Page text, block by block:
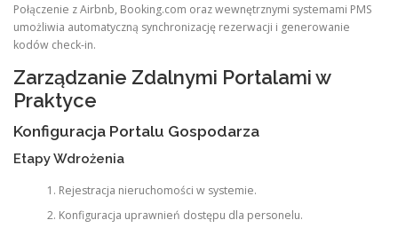
Połączenie z Airbnb, Booking.com oraz wewnętrznymi systemami PMS
umożliwia automatyczną synchronizację rezerwacji i generowanie
kodów check-in.
Zarządzanie Zdalnymi Portalami w
Praktyce
Konfiguracja Portalu Gospodarza
Etapy Wdrożenia
Rejestracja nieruchomości w systemie.
Konfiguracja uprawnień dostępu dla personelu.